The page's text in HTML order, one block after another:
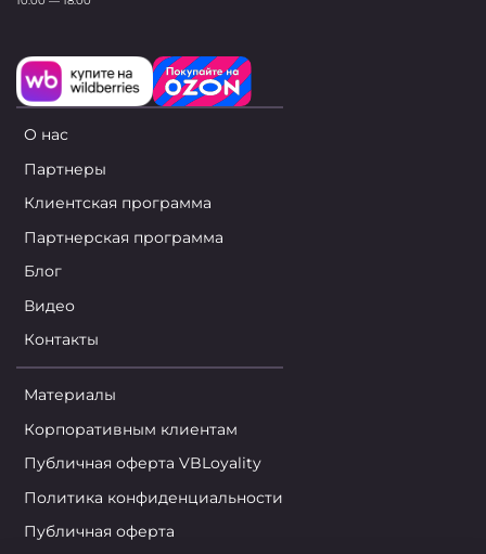
О нас
Партнеры
Клиентская программа
Партнерская программа
Блог
Видео
Контакты
Материалы
Корпоративным клиентам
Публичная оферта VBLoyality
Политика конфиденциальности
Публичная оферта